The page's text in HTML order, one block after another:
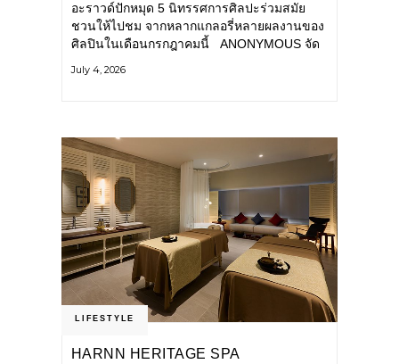
อะราวด์ปักหมุด 5 นิทรรศการศิลปะร่วมสมัย
ชวนให้ไปชม จากหลากแกลอรี่หลายผลงานของ
ศิลปินในเดือนกรกฎาคมนี้ ANONYMOUS จัด
กลุ่ม Anonymous โดยมี นิ่ม
July 4, 2026
LIFESTYLE
HARNN HERITAGE SPA